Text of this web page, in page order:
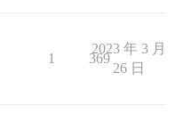
1 369
2023 年 3 月
26 日